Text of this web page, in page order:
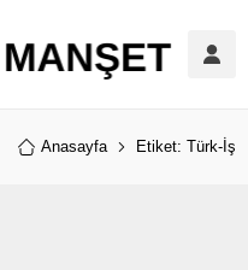
Anasayfa Etiket: Türk-İş